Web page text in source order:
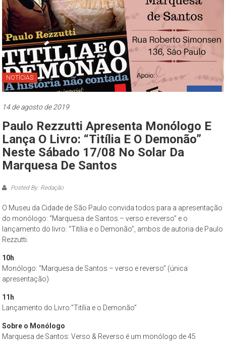
Cidade
de
São
Paulo
O
da
Cidade
de
São
Paulo
–
complexo
museológico,
de
natureza
socioantropológica,
geográfica
e
histórica
–
propõe
se
NOTÍCIAS
14 de agosto de 2019
Paulo Rezzutti Apresenta Monólogo E
Lança O Livro: “Titília E O Demonão”
Neste Sábado 17/08 No Solar Da
Marquesa De Santos
Posted By: Redação
O Museu da Cidade de São Paulo convida todos para a apresentação
do monólogo: “Marquesa de Santos – verso e reverso” e o
lançamento do livro: “Titília e o Demonão”, ambos de autoria de Paulo
Rezzutti.
10h
Monólogo: “Marquesa de Santos – verso e reverso” (única
apresentação)
11h
Lançamento do Livro:”Titília e o Demonão”
Sobre o Monólogo
Marquesa de Santos: Verso & Reverso é um monólogo de 45